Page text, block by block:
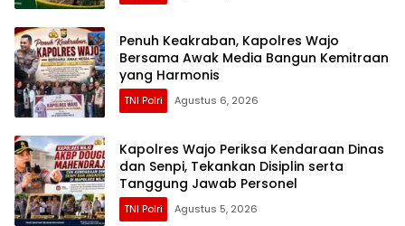
Penuh Keakraban, Kapolres Wajo
Bersama Awak Media Bangun Kemitraan
yang Harmonis
TNI Polri Agustus 6, 2026
Kapolres Wajo Periksa Kendaraan Dinas
dan Senpi, Tekankan Disiplin serta
Tanggung Jawab Personel
TNI Polri Agustus 5, 2026